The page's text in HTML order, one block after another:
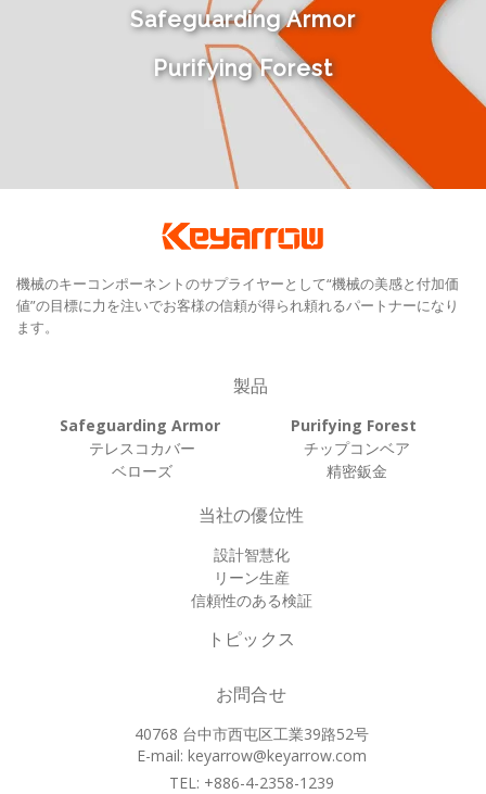
Safeguarding Armor
Purifying Forest
機械のキーコンポーネントのサプライヤーとして“機械の美感と付加価
値”の目標に力を注いでお客様の信頼が得られ頼れるパートナーになり
ます。
製品
Safeguarding Armor
テレスコカバー
ベローズ
Purifying Forest
チップコンベア
精密鈑金
当社の優位性
設計智慧化
リーン生産
信頼性のある検証
トピックス
お問合せ
40768 台中市西屯区工業39路52号
E-mail: keyarrow@keyarrow.com
TEL: +886-4-2358-1239